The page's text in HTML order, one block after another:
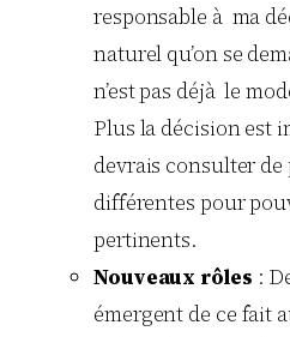
responsable à ma
naturel qu’on se
n’est pas déjà le
Plus la décision est
devrais consulter de
différentes pour
pertinents.
Nouveaux rôles :
émergent de ce fait